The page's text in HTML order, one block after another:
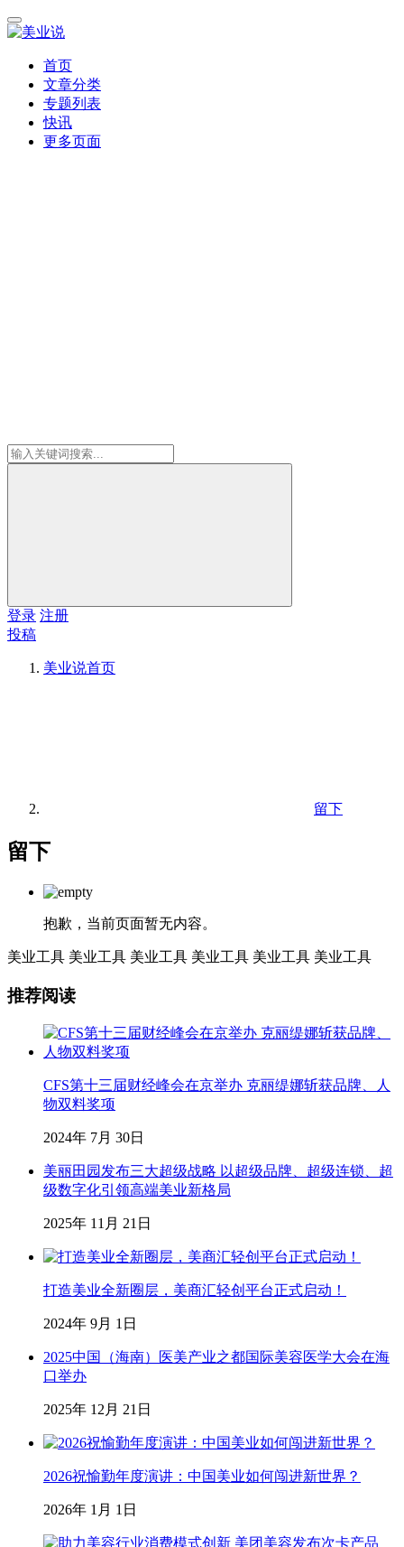
首页
文章分类
专题列表
快讯
更多页面
登录 注册
投稿
美业说首页
留下
留下
抱歉，当前页面暂无内容。
美业工具 美业工具 美业工具 美业工具 美业工具 美业工具
推荐阅读
CFS第十三届财经峰会在京举办 克丽缇娜斩获品牌、人
物双料奖项
2024年 7月 30日
美丽田园发布三大超级战略 以超级品牌、超级连锁、超
级数字化引领高端美业新格局
2025年 11月 21日
打造美业全新圈层，美商汇轻创平台正式启动！
2024年 9月 1日
2025中国（海南）医美产业之都国际美容医学大会在海
口举办
2025年 12月 21日
2026祝愉勤年度演讲：中国美业如何闯进新世界？
2026年 1月 1日